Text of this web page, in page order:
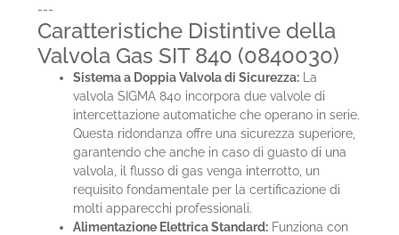
---
Caratteristiche Distintive della
Valvola Gas SIT 840 (0840030)
Sistema a Doppia Valvola di Sicurezza: La
valvola SIGMA 840 incorpora due valvole di
intercettazione automatiche che operano in serie.
Questa ridondanza offre una sicurezza superiore,
garantendo che anche in caso di guasto di una
valvola, il flusso di gas venga interrotto, un
requisito fondamentale per la certificazione di
molti apparecchi professionali.
Alimentazione Elettrica Standard: Funziona con